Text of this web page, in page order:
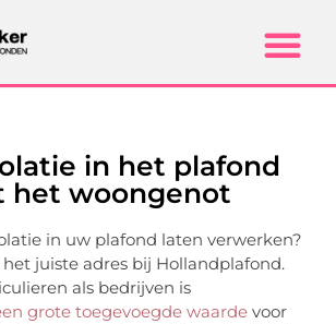
in het plafond
het woongenot
in uw plafond laten verwerken?
juiste adres bij Hollandplafond.
als bedrijven is
grote toegevoegde waarde voor